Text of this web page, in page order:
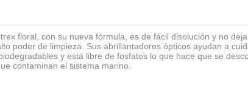
floral, con su nueva fórmula, es de fácil disolución y no
poder de limpieza. Sus abrillantadores ópticos ayudan a
y está libre de fosfatos lo que hace que se
contaminan el sistema marino.